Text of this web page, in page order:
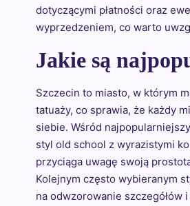
dotyczącymi płatności oraz
wyprzedzeniem, co warto
Jakie są
Szczecin to miasto, w którym
tatuaży, co sprawia, że każdy
siebie. Wśród
styl old school z wyrazistymi
przyciąga uwagę swoją
Kolejnym często wybieranym
na odwzorowanie szczegółów